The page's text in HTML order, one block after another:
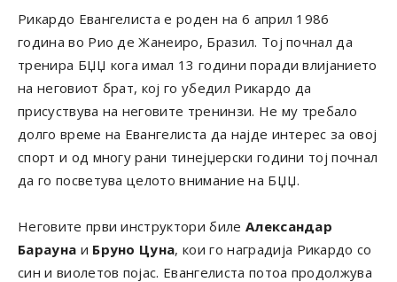
Рикардо Евангелиста е роден на 6 април 1986
година во Рио де Жанеиро, Бразил. Тој почнал да
тренира БЏЏ кога имал 13 години поради влијанието
на неговиот брат, кој го убедил Рикардо да
присуствува на неговите тренинзи. Не му требало
долго време на Евангелиста да најде интерес за овој
спорт и од многу рани тинејџерски години тој почнал
да го посветува целото внимание на БЏЏ.
Неговите први инструктори биле Александар
Барауна и Бруно Цуна, кои го наградија Рикардо со
син и виолетов појас. Евангелиста потоа продолжува